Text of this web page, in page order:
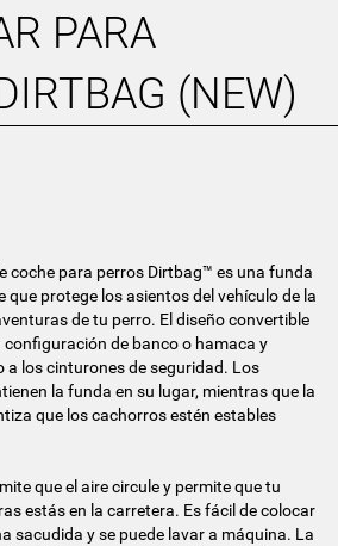
PARA
(NEW)
coche para perros Dirtbag™ es una funda
que protege los asientos del vehículo de la
de tu perro. El diseño convertible
configuración de banco o hamaca y
a los cinturones de seguridad. Los
la funda en su lugar, mientras que la
que los cachorros estén estables
que el aire circule y permite que tu
estás en la carretera. Es fácil de colocar
sacudida y se puede lavar a máquina. La